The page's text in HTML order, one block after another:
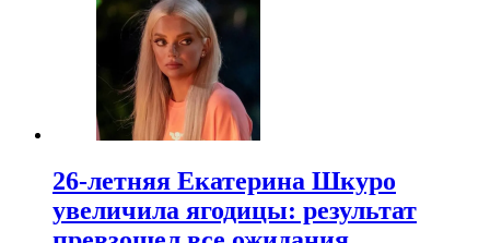
26-летняя Екатерина Шкуро
увеличила ягодицы: результат